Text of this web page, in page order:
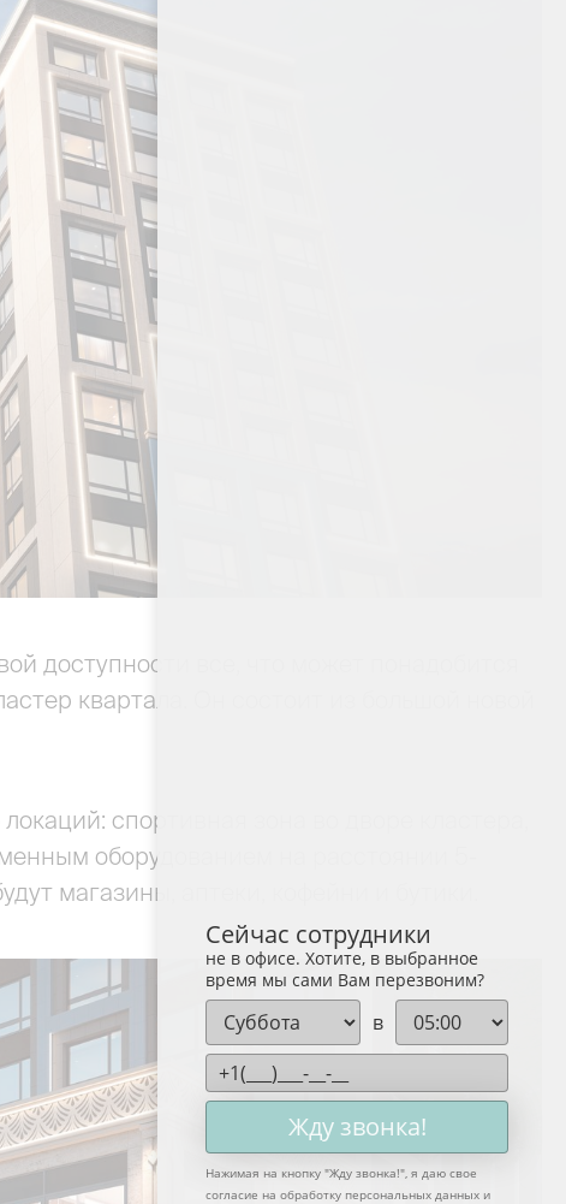
доступности все, что может понадобится
квартала. Он состоит из большой новой
спортивная зона во дворе кластера,
оборудованием на расстоянии 5-
магазины, аптеки, кофейни и бутики.
Сейчас сотрудники
не в офисе. Хотите, в выбранное
время мы сами Вам перезвоним?
в
Жду звонка!
Нажимая на кнопку "Жду звонка!", я даю свое
согласие на обработку персональных данных и